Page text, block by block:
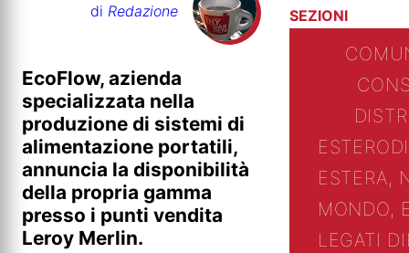
di Redazione
EcoFlow, azienda
specializzata nella
produzione di sistemi di
alimentazione portatili,
annuncia la disponibilità
della propria gamma
presso i punti vendita
Leroy Merlin.
SEZIONI
ESTERO
ESTERA,
MONDO,
LEGATI